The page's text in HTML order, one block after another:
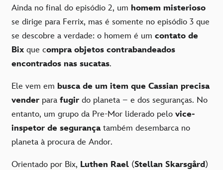
Ainda no final do episódio 2, um homem misterioso
se dirige para Ferrix, mas é somente no episódio 3 que
se descobre a verdade: o homem é um contato de
Bix que compra objetos contrabandeados
encontrados nas sucatas.
Ele vem em busca de um item que Cassian precisa
vender para fugir do planeta – e dos seguranças. No
entanto, um grupo da Pre-Mor liderado pelo vice-
inspetor de segurançatambém desembarca no
planeta à procura de Andor.
Orientado por Bix, Luthen Rael (Stellan Skarsgård)